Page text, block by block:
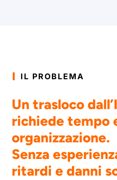
IL PROBLEMA
Un trasloco
richiede tempo
organizzazione.
Senza
ritardi e danni